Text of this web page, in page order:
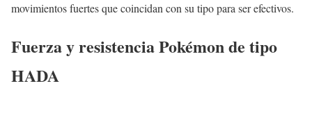
movimientos fuertes que coincidan con su tipo para ser efectivos.
Fuerza y resistencia Pokémon de tipo
HADA